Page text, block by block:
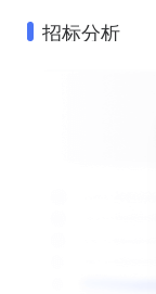
招标分析